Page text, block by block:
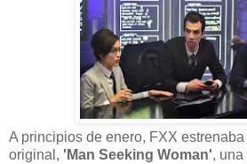
A principios de enero, FXX
original, 'Man Seeking Woman',